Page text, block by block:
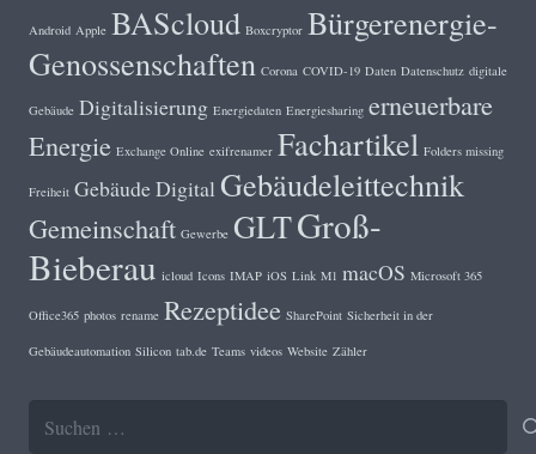
Android Apple BAScloud Boxcryptor Bürgerenergie-
Genossenschaften Corona COVID-19 Daten Datenschutz digitale
Gebäude Digitalisierung Energiedaten Energiesharing erneuerbare
Energie Exchange Online exifrenamer Fachartikel Folders missing
Freiheit Gebäude Digital Gebäudeleittechnik
Gemeinschaft Gewerbe GLTGroß-
Bieberau icloud Icons IMAP iOS Link M1 macOS Microsoft 365
Office365 photos rename Rezeptidee SharePoint Sicherheit in der
Gebäudeautomation Silicon tab.de Teams videos Website Zähler
Suchen